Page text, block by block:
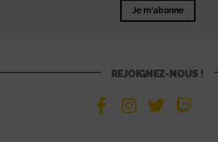
Je m'abonne
REJOIGNEZ-NOUS !